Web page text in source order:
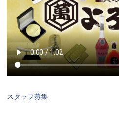
スタッフ募集